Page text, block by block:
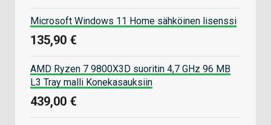
Microsoft Windows 11 Home sähköinen lisenssi
135,90 €
AMD Ryzen 7 9800X3D suoritin 4,7 GHz 96 MB
L3 Tray malli Konekasauksiin
439,00 €